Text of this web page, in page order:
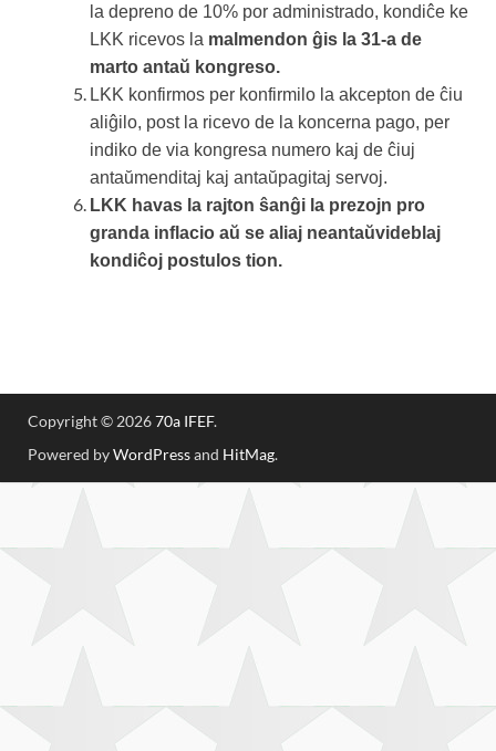
la depreno de 10% por administrado, kondiĉe ke
LKK ricevos la malmendon ĝis la 31-a de
marto antaŭ kongreso.
LKK konfirmos per konfirmilo la akcepton de ĉiu
aliĝilo, post la ricevo de la koncerna pago, per
indiko de via kongresa numero kaj de ĉiuj
antaŭmenditaj kaj antaŭpagitaj servoj.
LKK havas la rajton ŝanĝi la prezojn pro
granda inflacio aŭ se aliaj neantaŭvideblaj
kondiĉoj postulos tion.
Copyright © 202670a IFEF.
Powered byWordPressand HitMag.